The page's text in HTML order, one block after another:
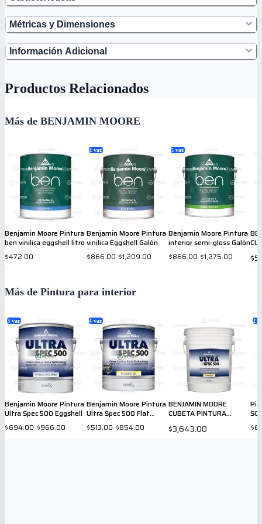
Métricas y Dimensiones
Información Adicional
Productos Relacionados
Más de BENJAMIN MOORE
Benjamin Moore Pintura
ben vinilica eggshell litro
$472.00
4 var.
Benjamin Moore Pintura
vinilica Eggshell Galón
$866.00-$1,209.00
5 var.
Benjamin Moore Pintura
interior semi-gloss Galón
$866.00-$1,275.00
Más de Pintura para interior
3 var.
Benjamin Moore Pintura
Ultra Spec 500 Eggshell
$694.00-$966.00
4 var.
Benjamin Moore Pintura
Ultra Spec 500 Flat
galón
$513.00-$854.00
BENJAMIN MOORE
CUBETA PINTURA
FLAT BASE 1X
$3,643.00
2